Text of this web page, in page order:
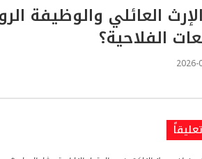
حضور طاغٍ لدنيا باطما
العائلي والوظيفة
الفلاحية؟
2026-